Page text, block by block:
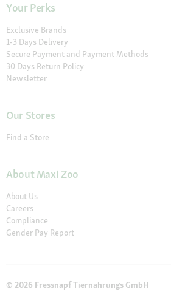
Your Perks
Exclusive Brands
1-3 Days Delivery
Secure Payment and Payment Methods
30 Days Return Policy
Newsletter
Our Stores
Find a Store
About Maxi Zoo
About Us
Careers
Compliance
Gender Pay Report
© 2026 Fressnapf Tiernahrungs GmbH